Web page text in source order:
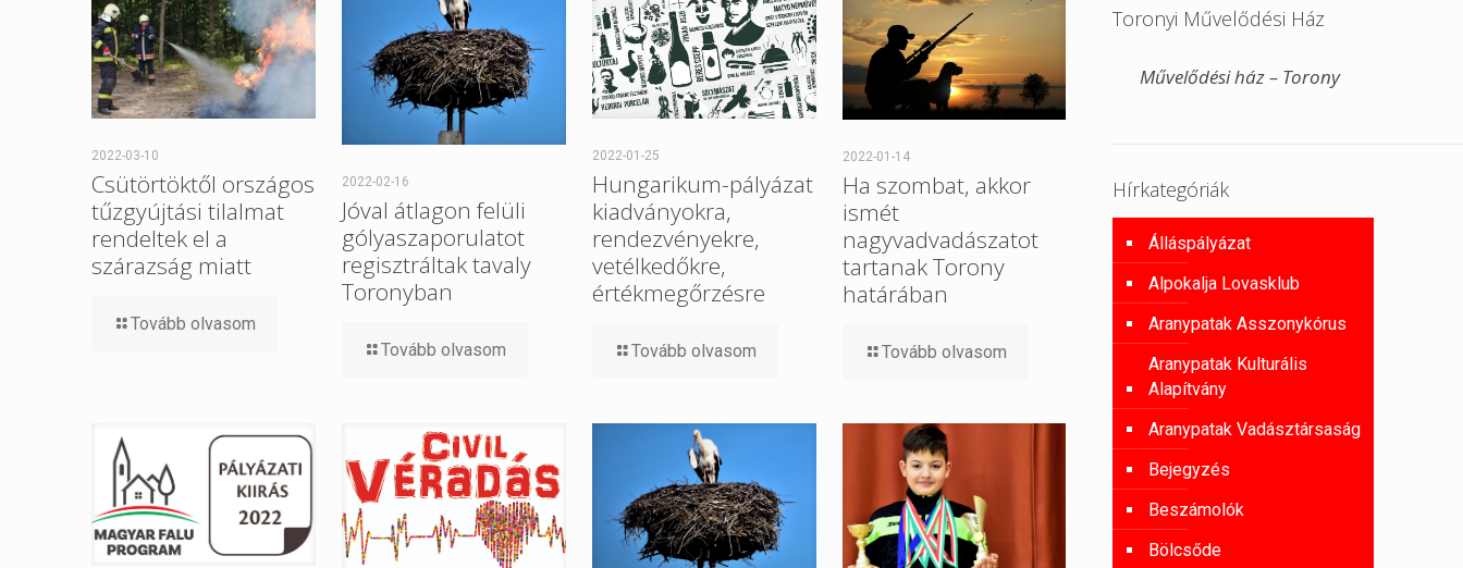
2022-03-10
Csütörtöktől országos
tűzgyújtási tilalmat
rendeltek el a
szárazság miatt
Tovább olvasom
2022-02-16
Jóval átlagon felüli
gólyaszaporulatot
regisztráltak tavaly
Toronyban
Tovább olvasom
2022-01-25
Hungarikum-pályázat
kiadványokra,
rendezvényekre,
vetélkedőkre,
értékmegőrzésre
Tovább olvasom
2022-01-14
Ha szombat, akkor
ismét
nagyvadvadászatot
tartanak Torony
határában
Tovább olvasom
Toronyi Művelődési Ház
Művelődési ház – Torony
Hírkategóriák
Álláspályázat
Alpokalja Lovasklub
Aranypatak Asszonykórus
Aranypatak Kulturális
Alapítvány
Aranypatak Vadásztársaság
Bejegyzés
Beszámolók
Bölcsőde